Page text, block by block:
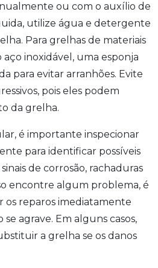
ou com o auxílio de
utilize água e detergente
Para grelhas de materiais
aço inoxidável, uma esponja
para evitar arranhões. Evite
pois eles podem
da grelha.
é importante inspecionar
para identificar possíveis
de corrosão, rachaduras
encontre algum problema, é
os reparos imediatamente
agrave. Em alguns casos,
a grelha se os danos